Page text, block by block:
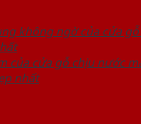
không ngờ của cửa
của cửa gỗ chịu nước
nhất